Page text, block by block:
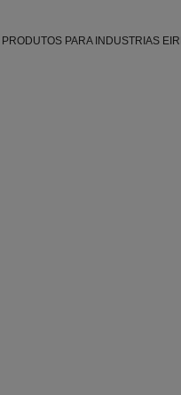
PARA INDUSTRIAS